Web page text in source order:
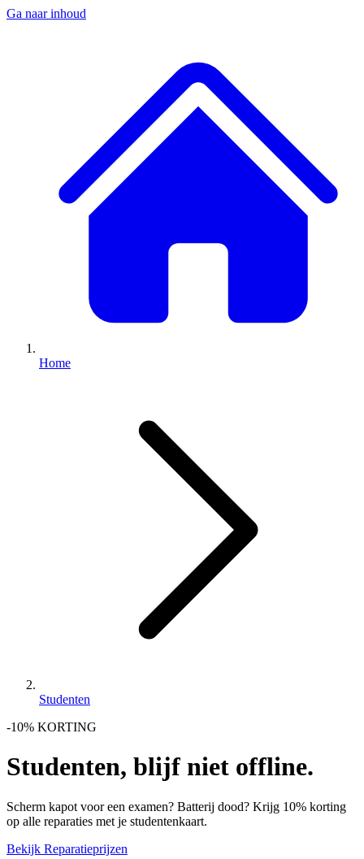
Ga naar inhoud
Home
Studenten
-10% KORTING
Studenten, blijf niet offline.
Scherm kapot voor een examen? Batterij dood? Krijg 10% korting
op alle reparaties met je studentenkaart.
Bekijk Reparatieprijzen